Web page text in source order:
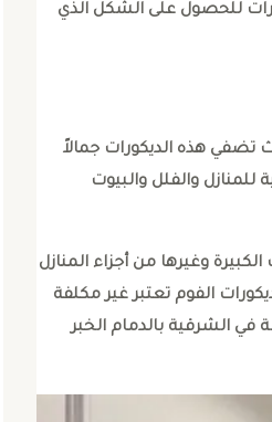
للحصول على الشكل الذي
تضفي هذه الديكورات جمالاً
والفلل والبيوت
وغيرها من أجزاء المنازل
الفوم تعتبر غير مكلفة
الشرقية بالدمام الخبر